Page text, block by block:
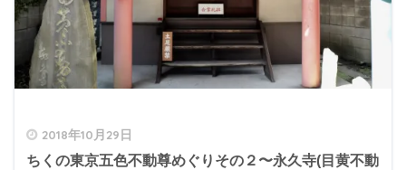
2018年10月29日
ちくの東京五色不動尊めぐりその２〜永久寺(目黄不動